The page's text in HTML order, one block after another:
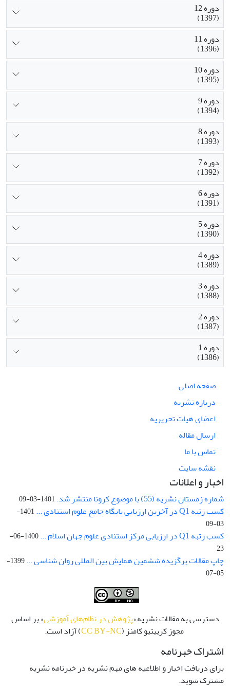
دوره 12
(1397)
دوره 11
(1396)
دوره 10
(1395)
دوره 9
(1394)
دوره 8
(1393)
دوره 7
(1392)
دوره 6
(1391)
دوره 5
(1390)
دوره 4
(1389)
دوره 3
(1388)
دوره 2
(1387)
دوره 1
(1386)
صفحه اصلی
درباره نشریه
اعضای هیات تحریریه
ارسال مقاله
تماس با ما
نقشه سایت
اخبار و اعلانات
شماره زمستان نشریه (55) با موضوع کرونا منتشر شد. 1401-03-09
کسب رتبه Q1 در آخرین ارزیابی پایگاه جامع علوم استنادی ...
1401-
03-09
کسب رتبه Q1 در ارزیابی مرکز استنادی علوم جهان اسلام ...
1400-06-
23
چاپ مقالات برگزیده ششمین همایش بین المللی روان شناسی ...
1399-
05-07
دسترسی به مقالات نشریه «پژوهش در نظام‌های آموزشی» بر اساس
مجوز کرییتیو کامنز (CC BY-NC) آزاد است.
اشتراک خبرنامه
برای دریافت اخبار و اطلاعیه های مهم نشریه در خبرنامه نشریه
مشترک شوید.